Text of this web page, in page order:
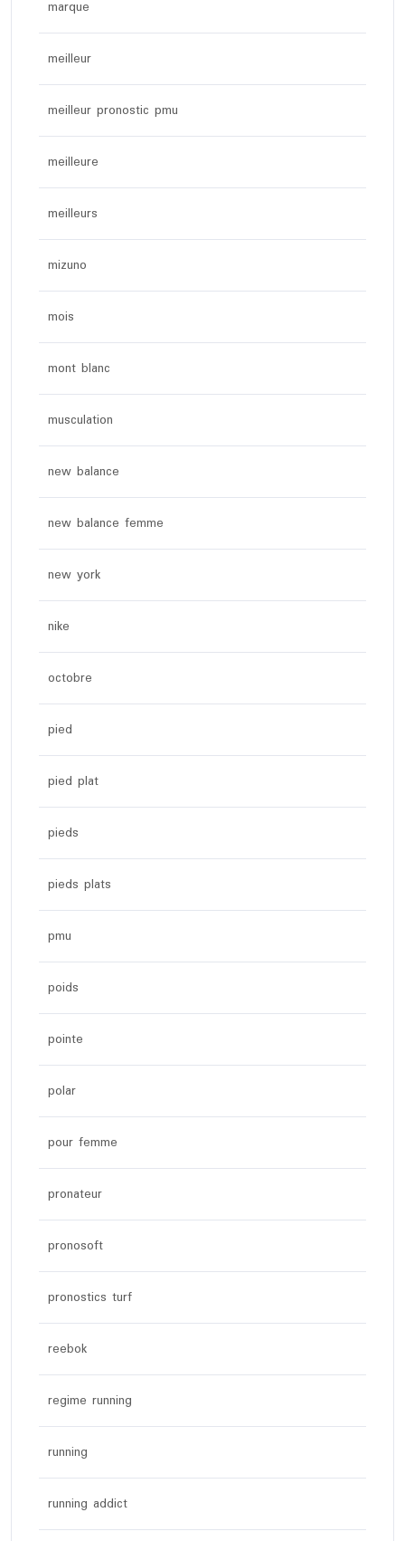
marque
meilleur
meilleur pronostic pmu
meilleure
meilleurs
mizuno
mois
mont blanc
musculation
new balance
new balance femme
new york
nike
octobre
pied
pied plat
pieds
pieds plats
pmu
poids
pointe
polar
pour femme
pronateur
pronosoft
pronostics turf
reebok
regime running
running
running addict